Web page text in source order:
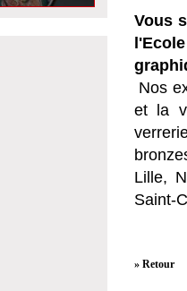
Vous
Nos
et la
Lille,
Saint-
» Retour